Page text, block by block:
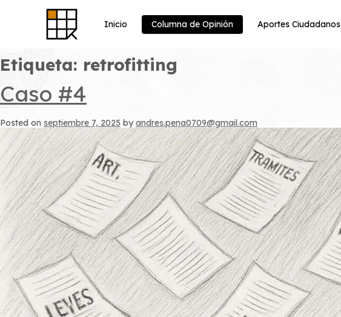
Inicio Columna de Opinión Aportes Ciudadanos
Etiqueta: retrofitting
Caso #4
Posted on septiembre 7, 2025 byandres.pena0709@gmail.com